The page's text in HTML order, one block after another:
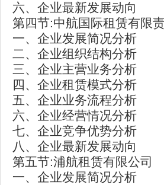
六、企业最新发展动向
第四节:中航国际租赁有限
一、企业发展简况分析
二、企业组织结构分析
三、企业主营业务分析
四、企业租赁模式分析
五、企业业务流程分析
六、企业经营情况分析
七、企业竞争优势分析
八、企业最新发展动向
第五节:浦航租赁有限公司
一、企业发展简况分析